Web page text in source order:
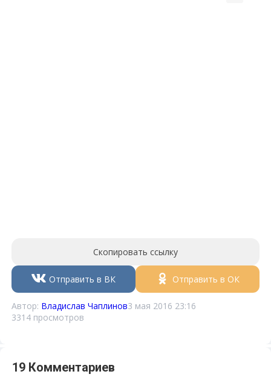
Скопировать ссылку
Отправить в ВК Отправить в ОК
Автор: Владислав Чаплинов3 мая 2016 23:16
3314 просмотров
19 Комментариев